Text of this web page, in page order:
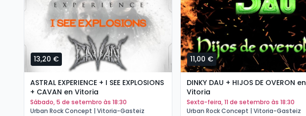
13,20 €
ASTRAL EXPERIENCE + I SEE EXPLOSIONS
+ CAVAN en Vitoria
sábado, 5 de setembro às 18:30
Urban Rock Concept | Vitoria-Gasteiz
11,00 €
DINKY DAU + HIJOS DE OVERON en
Vitoria
sexta-feira, 11 de setembro às 18:30
Urban Rock Concept | Vitoria-Gasteiz